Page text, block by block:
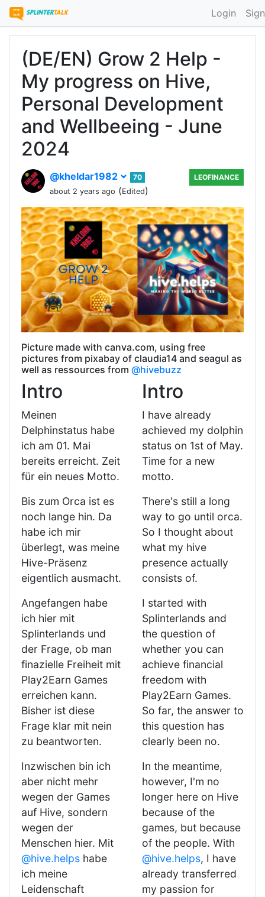
Login
(DE/EN) Grow 2 Help -
My progress on Hive,
Personal Development
and Wellbeeing - June
2024
@kheldar1982
70
about 2 years ago (Edited)
LEOFINANCE
Picture made with canva.com, using free
pictures from pixabay of claudia14 and seagul as
well as ressources from @hivebuzz
Intro
Meinen
Delphinstatus habe
ich am 01. Mai
bereits erreicht. Zeit
für ein neues Motto.
Bis zum Orca ist es
noch lange hin. Da
habe ich mir
überlegt, was meine
Hive-Präsenz
eigentlich ausmacht.
Angefangen habe
ich hier mit
Splinterlands und
der Frage, ob man
finazielle Freiheit mit
Play2Earn Games
erreichen kann.
Bisher ist diese
Frage klar mit nein
zu beantworten.
Inzwischen bin ich
aber nicht mehr
wegen der Games
auf Hive, sondern
wegen der
Menschen hier. Mit
@hive.helps habe
ich meine
Leidenschaft
Intro
I have already
achieved my dolphin
status on 1st of May.
Time for a new
motto.
There's still a long
way to go until orca.
So I thought about
what my hive
presence actually
consists of.
I started with
Splinterlands and
the question of
whether you can
achieve financial
freedom with
Play2Earn Games.
So far, the answer to
this question has
clearly been no.
In the meantime,
however, I'm no
longer here on Hive
because of the
games, but because
of the people. With
@hive.helps, I have
already transferred
my passion for